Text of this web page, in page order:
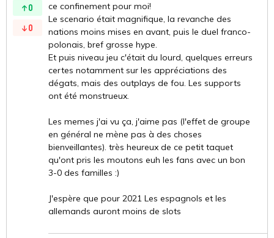
0
0
ce confinement pour moi!
Le scenario était magnifique, la revanche des
nations moins mises en avant, puis le duel franco-
polonais, bref grosse hype.
Et puis niveau jeu c'était du lourd, quelques erreurs
certes notamment sur les appréciations des
dégats, mais des outplays de fou. Les supports
ont été monstrueux.
Les memes j'ai vu ça, j'aime pas (l'effet de groupe
en général ne mène pas à des choses
bienveillantes). très heureux de ce petit taquet
qu'ont pris les moutons euh les fans avec un bon
3-0 des familles :)
J'espère que pour 2021 Les espagnols et les
allemands auront moins de slots